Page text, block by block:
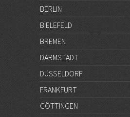
BERLIN
BIELEFELD
BREMEN
DARMSTADT
DÜSSELDORF
FRANKFURT
GÖTTINGEN